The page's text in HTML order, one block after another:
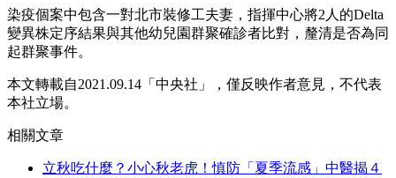
染疫個案中包含一對北市裝修工夫妻，指揮中心將2人的Delta
變異株定序結果與其他幼兒園群聚確診者比對，釐清是否為同
起群聚事件。
本文轉載自2021.09.14 「中央社」， 僅反映作者意見，不代表
本社立場。
相關文章
立秋吃什麼？小心秋老虎！慎防「夏季流感」中醫揭４